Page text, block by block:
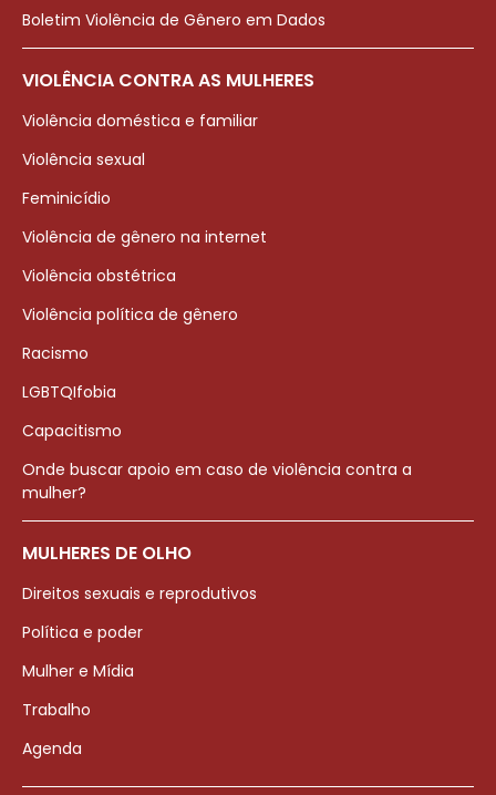
Boletim Violência de Gênero em Dados
VIOLÊNCIA CONTRA AS MULHERES
Violência doméstica e familiar
Violência sexual
Feminicídio
Violência de gênero na internet
Violência obstétrica
Violência política de gênero
Racismo
LGBTQIfobia
Capacitismo
Onde buscar apoio em caso de violência contra a
mulher?
MULHERES DE OLHO
Direitos sexuais e reprodutivos
Política e poder
Mulher e Mídia
Trabalho
Agenda